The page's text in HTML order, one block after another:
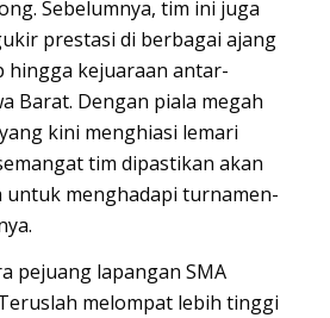
Sebelumnya, tim ini juga
prestasi di berbagai ajang
hingga kejuaraan antar-
Barat. Dengan piala megah
kini menghiasi lemari
tim dipastikan akan
untuk menghadapi turnamen-
pejuang lapangan SMA
melompat lebih tinggi